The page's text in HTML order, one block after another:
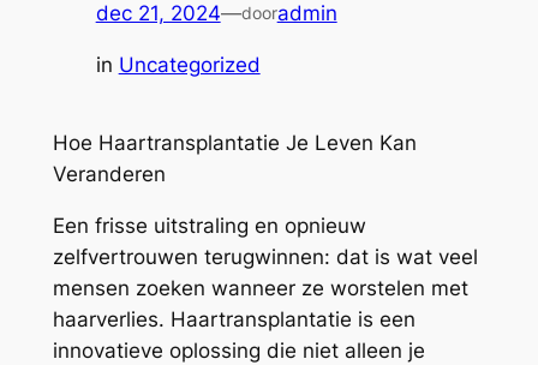
dec 21, 2024—dooradmin
in Uncategorized
Hoe Haartransplantatie Je Leven Kan
Veranderen
Een frisse uitstraling en opnieuw
zelfvertrouwen terugwinnen: dat is wat veel
mensen zoeken wanneer ze worstelen met
haarverlies. Haartransplantatie is een
innovatieve oplossing die niet alleen je